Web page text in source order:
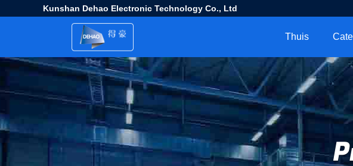
Kunshan Dehao Electronic Technology Co., Ltd
Thuis